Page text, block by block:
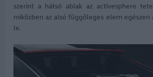
szerint a hátsó ablak az activesphere
miközben az alsó függőleges elem egészen
le.